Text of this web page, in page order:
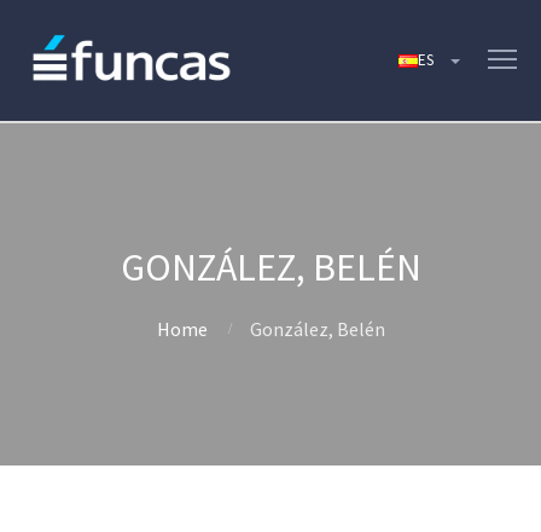
GONZÁLEZ, BELÉN
Home González, Belén